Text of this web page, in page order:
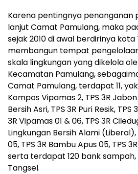
Karena pentingnya penanganan
lanjut Camat Pamulang, maka
sejak 2010 di awal berdirinya
membangun tempat
skala lingkungan yang dikelola
Kecamatan Pamulang,
Camat Pamulang, terdapat 11,
Kompos Vipamas 2, TPS 3R
Bersih Asri, TPS 3R Puri Resik, TPS
3R Vipamas 01 & 06, TPS 3R
Lingkungan Bersih Alami
05, TPS 3R Bambu Apus 05, TPS
serta terdapat 120 bank
Tangsel.